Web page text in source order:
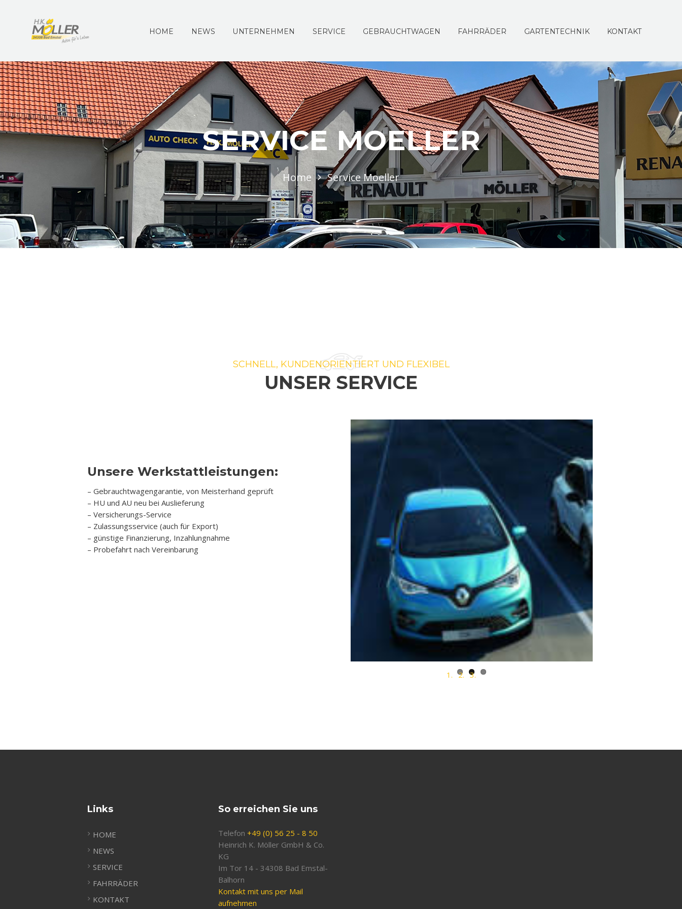
HOME NEWS UNTERNEHMEN SERVICE GEBRAUCHTWAGEN FAHRRÄDER GARTENTECHNIK KONTAKT
SERVICE MOELLER
Home Service Moeller
SCHNELL, KUNDENORIENTIERT UND FLEXIBEL
UNSER SERVICE
Unsere Werkstattleistungen:
– Gebrauchtwagengarantie, von Meisterhand geprüft
– HU und AU neu bei Auslieferung
– Versicherungs-Service
– Zulassungsservice (auch für Export)
– günstige Finanzierung, Inzahlungnahme
– Probefahrt nach Vereinbarung
Links
HOME
NEWS
SERVICE
FAHRRÄDER
KONTAKT
So erreichen Sie uns
Telefon +49 (0) 56 25 - 8 50
Heinrich K. Möller GmbH & Co.
KG
Im Tor 14 - 34308 Bad Emstal-
Balhorn
Kontakt mit uns per Mail
aufnehmen